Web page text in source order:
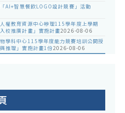
AI+智慧餐飲LOGO設計競賽」活動
權教育資源中心辦理115學年度上學期
校推廣計畫」實施計畫2026-08-06
學科中心115學年度能力競賽培訓公開授
推理」實施計畫1份2026-08-06